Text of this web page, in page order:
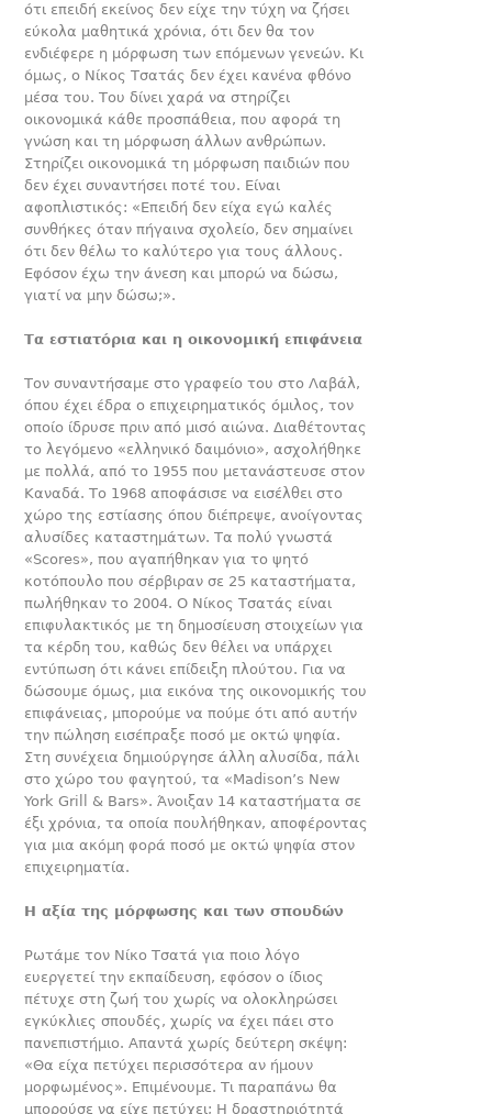
ότι επειδή εκείνος δεν είχε την τύχη να ζήσει
εύκολα μαθητικά χρόνια, ότι δεν θα τον
ενδιέφερε η μόρφωση των επόμενων γενεών. Κι
όμως, ο Νίκος Τσατάς δεν έχει κανένα φθόνο
μέσα του. Του δίνει χαρά να στηρίζει
οικονομικά κάθε προσπάθεια, που αφορά τη
γνώση και τη μόρφωση άλλων ανθρώπων.
Στηρίζει οικονομικά τη μόρφωση παιδιών που
δεν έχει συναντήσει ποτέ του. Είναι
αφοπλιστικός: «Επειδή δεν είχα εγώ καλές
συνθήκες όταν πήγαινα σχολείο, δεν σημαίνει
ότι δεν θέλω το καλύτερο για τους άλλους.
Εφόσον έχω την άνεση και μπορώ να δώσω,
γιατί να μην δώσω;».
Τα εστιατόρια και η οικονομική επιφάνεια
Τον συναντήσαμε στο γραφείο του στο Λαβάλ,
όπου έχει έδρα ο επιχειρηματικός όμιλος, τον
οποίο ίδρυσε πριν από μισό αιώνα. Διαθέτοντας
το λεγόμενο «ελληνικό δαιμόνιο», ασχολήθηκε
με πολλά, από το 1955 που μετανάστευσε στον
Καναδά. Το 1968 αποφάσισε να εισέλθει στο
χώρο της εστίασης όπου διέπρεψε, ανοίγοντας
αλυσίδες καταστημάτων. Τα πολύ γνωστά
«Scores», που αγαπήθηκαν για το ψητό
κοτόπουλο που σέρβιραν σε 25 καταστήματα,
πωλήθηκαν το 2004. Ο Νίκος Τσατάς είναι
επιφυλακτικός με τη δημοσίευση στοιχείων για
τα κέρδη του, καθώς δεν θέλει να υπάρχει
εντύπωση ότι κάνει επίδειξη πλούτου. Για να
δώσουμε όμως, μια εικόνα της οικονομικής του
επιφάνειας, μπορούμε να πούμε ότι από αυτήν
την πώληση εισέπραξε ποσό με οκτώ ψηφία.
Στη συνέχεια δημιούργησε άλλη αλυσίδα, πάλι
στο χώρο του φαγητού, τα «Madison’s New
York Grill & Bars». Άνοιξαν 14 καταστήματα σε
έξι χρόνια, τα οποία πουλήθηκαν, αποφέροντας
για μια ακόμη φορά ποσό με οκτώ ψηφία στον
επιχειρηματία.
Η αξία της μόρφωσης και των σπουδών
Ρωτάμε τον Νίκο Τσατά για ποιο λόγο
ευεργετεί την εκπαίδευση, εφόσον ο ίδιος
πέτυχε στη ζωή του χωρίς να ολοκληρώσει
εγκύκλιες σπουδές, χωρίς να έχει πάει στο
πανεπιστήμιο. Απαντά χωρίς δεύτερη σκέψη:
«Θα είχα πετύχει περισσότερα αν ήμουν
μορφωμένος». Επιμένουμε. Τι παραπάνω θα
μπορούσε να είχε πετύχει; Η δραστηριότητά